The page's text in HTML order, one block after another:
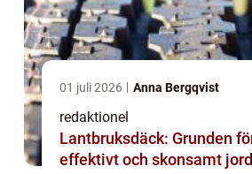
01 juli 2026 Anna Bergqvist
redaktionel
Lantbruksdäck: Grunden
effektivt och skonsamt